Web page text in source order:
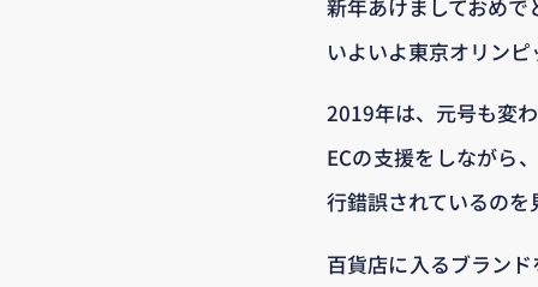
新年あけましておめで
いよいよ東京オリン
2019年は、元号も変
ECの支援をしながら
行錯誤されているの
百貨店に入るブラン